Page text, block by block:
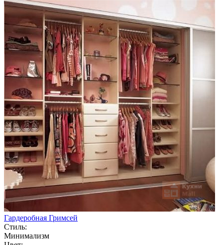
Гардеробная Гримсей
Стиль:
Минимализм